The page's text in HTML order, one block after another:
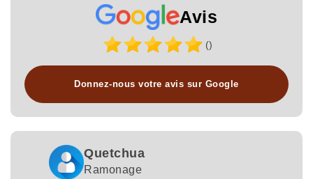
Avis
()
Donnez-nous votre avis sur Google
Quetchua
Ramonage